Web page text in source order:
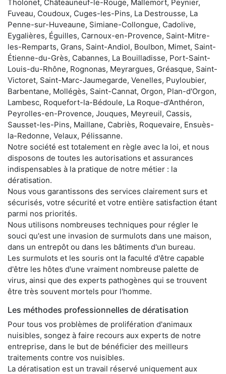
Tholonet, Châteauneuf-le-Rouge, Mallemort, Peynier,
Fuveau, Coudoux, Cuges-les-Pins, La Destrousse, La
Penne-sur-Huveaune, Simiane-Collongue, Cadolive,
Eygalières, Éguilles, Carnoux-en-Provence, Saint-Mitre-
les-Remparts, Grans, Saint-Andiol, Boulbon, Mimet, Saint-
Étienne-du-Grès, Cabannes, La Bouilladisse, Port-Saint-
Louis-du-Rhône, Rognonas, Meyrargues, Gréasque, Saint-
Victoret, Saint-Marc-Jaumegarde, Venelles, Puyloubier,
Barbentane, Mollégès, Saint-Cannat, Orgon, Plan-d'Orgon,
Lambesc, Roquefort-la-Bédoule, La Roque-d'Anthéron,
Peyrolles-en-Provence, Jouques, Meyreuil, Cassis,
Sausset-les-Pins, Maillane, Cabriès, Roquevaire, Ensuès-
la-Redonne, Velaux, Pélissanne.
Notre société est totalement en règle avec la loi, et nous
disposons de toutes les autorisations et assurances
indispensables à la pratique de notre métier : la
dératisation.
Nous vous garantissons des services clairement surs et
sécurisés, votre sécurité et votre entière satisfaction étant
parmi nos priorités.
Nous utilisons nombreuses techniques pour régler le
souci qu'est une invasion de surmulots dans une maison,
dans un entrepôt ou dans les bâtiments d'un bureau.
Les surmulots et les souris ont la faculté d'être capable
d'être les hôtes d'une vraiment nombreuse palette de
virus, ainsi que des experts pathogènes qui se trouvent
être très souvent mortels pour l'homme.
Les méthodes professionnelles de dératisation
Pour tous vos problèmes de prolifération d'animaux
nuisibles, songez à faire recours aux experts de notre
entreprise, dans le but de bénéficier des meilleurs
traitements contre vos nuisibles.
La dératisation est un travail réservé uniquement aux